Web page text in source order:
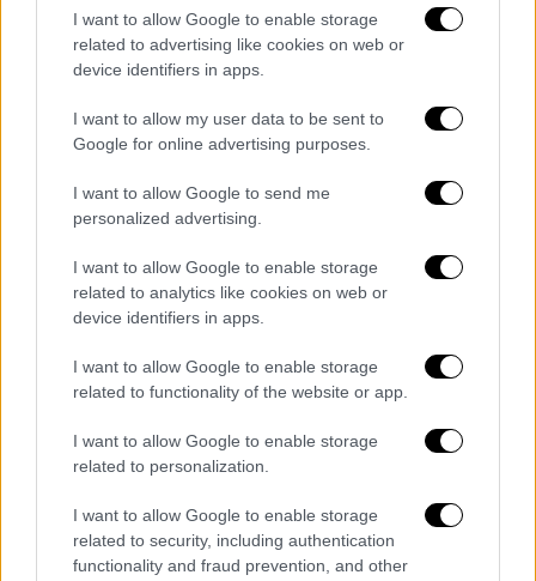
I want to allow Google to enable storage
related to advertising like cookies on web or
device identifiers in apps.
I want to allow my user data to be sent to
Google for online advertising purposes.
I want to allow Google to send me
personalized advertising.
I want to allow Google to enable storage
related to analytics like cookies on web or
device identifiers in apps.
I want to allow Google to enable storage
related to functionality of the website or app.
I want to allow Google to enable storage
related to personalization.
I want to allow Google to enable storage
related to security, including authentication
functionality and fraud prevention, and other
Η Ελλάδα καταδικάζει εκ νέου την
προκλητική αυτή συμπεριφορά, η οποία
απομακρύνει ακόμα πιο πολύ την όποια
προοπτική ενός εποικοδομητικού διαλόγου
και ζητά από την Τουρκία να ανακαλέσει
Στο πλαίσιο αυτό, ο Υπουργός Εξωτερικών
οδηγίες για την άμεση
διενέργεια διαβήματος διαμαρτυρίαςπρος
την τουρκική πλευρά, καθώς και την